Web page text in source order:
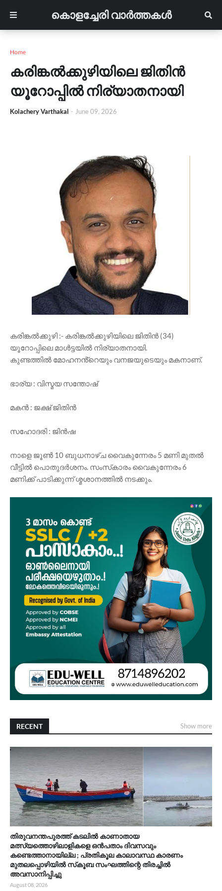
കൊളച്ചേരി വാർത്തകൾ
Home
കരിങ്കൽക്കുഴിയിലെ ജിതിൻ
യൂറോപ്പിൽ നിര്യാതനായി
Kolachery Varthakal - June 09, 2026
കരിങ്കൽക്കുഴി :- കരിങ്കൽക്കുഴിയിലെ ജിതിൻ (34)
യൂറോപ്പിലെ മാൾട്ടയിൽ നിര്യാതനായി.
കുണ്ടത്തിൽ മോഹനൻ്റെയും വനജയുടെയും മകനാണ്.
ഭാര്യ : വിസ്മയ സന്തോഷ്
മകൻ : ജക്ഷ് ജിതിൻ
സഹോദരി : ജിൻഷ
നാളെ ജൂൺ 10 ബുധനാഴ്ച വൈകുന്നേരം 5 മണി മുതൽ
വീട്ടിൽ പൊതുദർശനം. സംസ്‌കാരം വൈകുന്നേരം 6
മണിക്ക് പാടിക്കുന്ന് ശ്മശാനത്തിൽ നടക്കും.
RECENT Show more
തിരുവനന്തപുരത്ത് കടലിൽ കാണാതായ
മത്സ്യത്തൊഴിലാളികളെ ഒൻപതാം ദിവസവും
കണ്ടെത്താനായില്ല ; പ്രതികൂല കാലാവസ്ഥ കാരണം
മുതലപ്പൊഴിയിൽ സ്‌കൂബ സംഘത്തിന്റെ തിരച്ചിൽ
അവസാനിപ്പിച്ചു
August 08, 2026